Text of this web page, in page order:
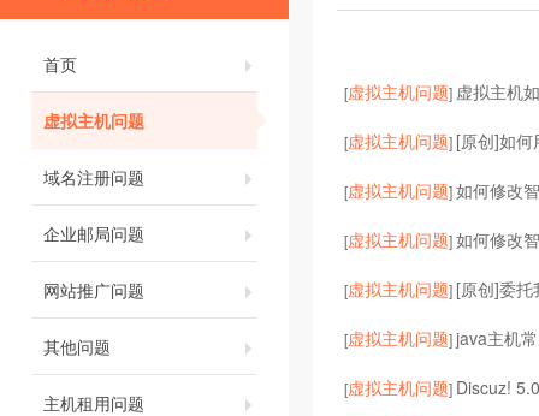
首页
虚拟主机问题
域名注册问题
企业邮局问题
网站推广问题
其他问题
主机租用问题
[虚拟主机问题] 虚拟主机
[虚拟主机问题] [原创]如
[虚拟主机问题]如何修改
[虚拟主机问题]如何修改
[虚拟主机问题] [原创]委托
[虚拟主机问题]java主机
[虚拟主机问题] Discuz!